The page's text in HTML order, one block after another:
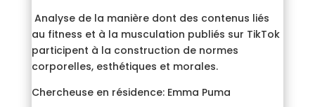
Analyse de la manière dont des contenus liés
au fitness et à la musculation publiés sur TikTok
participent à la construction de normes
corporelles, esthétiques et morales.
Chercheuse en résidence: Emma Puma